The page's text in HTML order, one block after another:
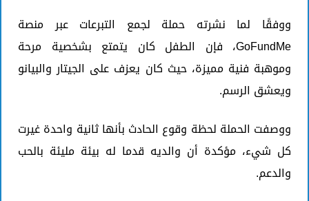
ووفقًا لما نشرته حملة لجمع التبرعات عبر منصة
GoFundMe، فإن الطفل كان يتمتع بشخصية مرحة
وموهبة فنية مميزة، حيث كان يعزف على الجيتار والبيانو
ويعشق الرسم.
ووصفت الحملة لحظة وقوع الحادث بأنها ثانية واحدة غيرت
كل شيء، مؤكدة أن والديه قدما له بيئة مليئة بالحب
والدعم.